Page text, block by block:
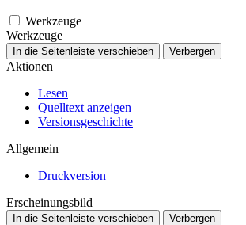
Werkzeuge
Werkzeuge
In die Seitenleiste verschieben Verbergen
Aktionen
Lesen
Quelltext anzeigen
Versionsgeschichte
Allgemein
Druckversion
Erscheinungsbild
In die Seitenleiste verschieben Verbergen